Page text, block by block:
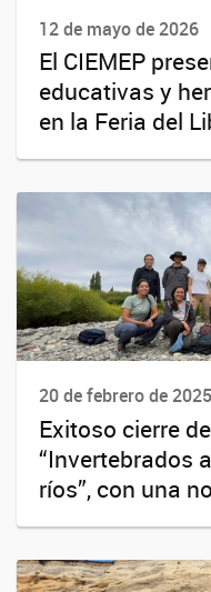
12 de mayo de 2026
El CIEMEP
educativas y
en la Feria del
20 de febrero de 2025
Exitoso cierre
“Invertebrados
ríos”, con una